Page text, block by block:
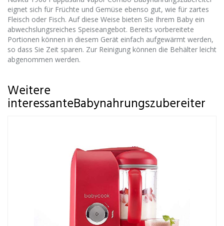
eignet sich für Früchte und Gemüse ebenso gut, wie für zartes
Fleisch oder Fisch. Auf diese Weise bieten Sie Ihrem Baby ein
abwechslungsreiches Speiseangebot. Bereits vorbereitete
Portionen können in diesem Gerät einfach aufgewärmt werden,
so dass Sie Zeit sparen. Zur Reinigung können die Behälter leicht
abgenommen werden.
Weitere
interessanteBabynahrungszubereiter